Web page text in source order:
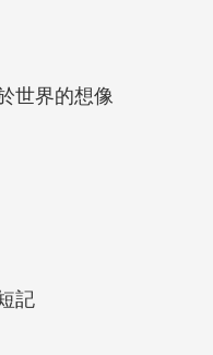
世界的想像
記